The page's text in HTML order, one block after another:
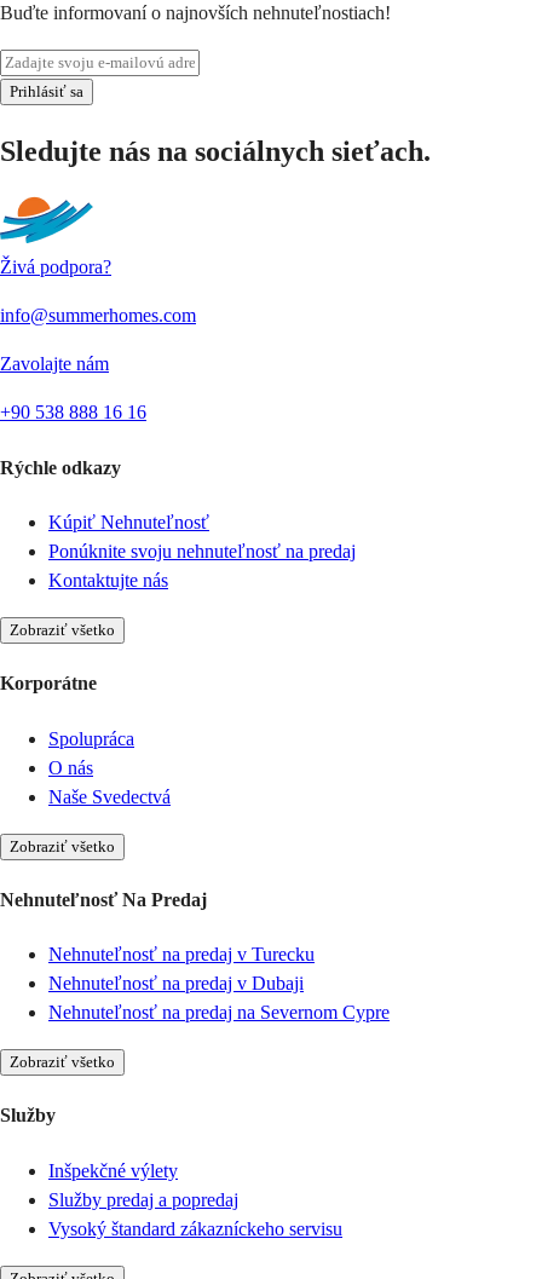
Buďte informovaní o najnovších nehnuteľnostiach!
Prihlásiť sa
Sledujte nás na sociálnych sieťach.
Živá podpora?
info@summerhomes.com
Zavolajte nám
+90 538 888 16 16
Rýchle odkazy
Kúpiť Nehnuteľnosť
Ponúknite svoju nehnuteľnosť na predaj
Kontaktujte nás
Zobraziť všetko
Korporátne
Spolupráca
O nás
Naše Svedectvá
Zobraziť všetko
Nehnuteľnosť Na Predaj
Nehnuteľnosť na predaj v Turecku
Nehnuteľnosť na predaj v Dubaji
Nehnuteľnosť na predaj na Severnom Cypre
Zobraziť všetko
Služby
Inšpekčné výlety
Služby predaj a popredaj
Vysoký štandard zákazníckeho servisu